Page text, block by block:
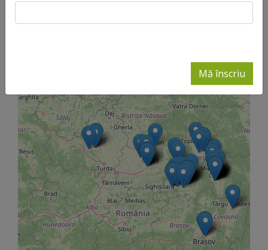
Mă înscriu